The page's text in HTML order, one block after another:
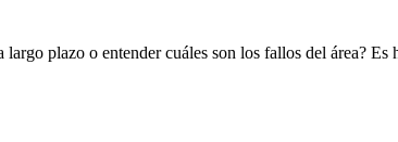
plazo o entender cuáles son los fallos del área?